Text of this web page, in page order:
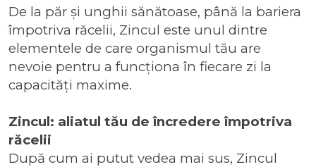
De la păr și unghii sănătoase, până la bariera
împotriva răcelii, Zincul este unul dintre
elementele de care organismul tău are
nevoie pentru a funcționa în fiecare zi la
capacități maxime.
Zincul: aliatul tău de încredere împotriva
răcelii
După cum ai putut vedea mai sus, Zincul